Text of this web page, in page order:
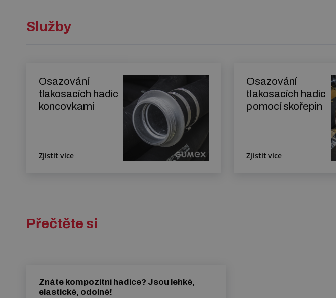
Služby
Osazování
tlakosacích hadic
koncovkami
Zjistit více
Osazování
tlakosacích hadic
pomocí skořepin
Zjistit více
Přečtěte si
Znáte kompozitní hadice? Jsou lehké,
elastické, odolné!